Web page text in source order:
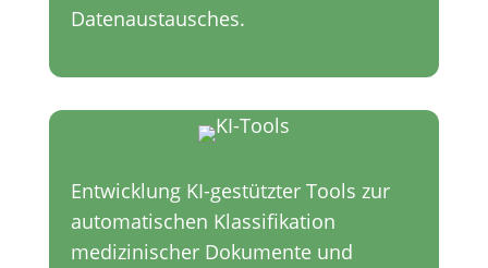
Datenaustausches.
Entwicklung KI-gestützter Tools zur
automatischen Klassifikation
medizinischer Dokumente und